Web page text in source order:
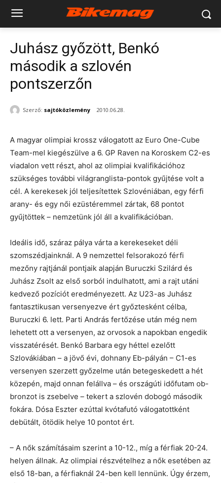
Juhász győzött, Benkó
második a szlovén
pontszerzőn
Szerző: sajtóközlemény 2010.06.28.
A magyar olimpiai krossz válogatott az Euro One-Cube
Team-mel kiegészülve a 6. GP Raven na Koroskem C2-es
viadalon vett részt, ahol az olimpiai kvalifikációhoz
szükséges további világranglista-pontok gyűjtése volt a
cél. A kerekesek jól teljesítettek Szlovéniában, egy férfi
arany- és egy női ezüstéremmel zártak, 68 pontot
gyűjtöttek – nemzetünk jól áll a kvalifikációban.
Ideális idő, száraz pálya várta a kerekeseket déli
szomszédjainknál. A 9 nemzettel felsorakozó férfi
mezőny rajtjánál pontjaik alapján Buruczki Szilárd és
Juhász Zsolt az első sorból indulhatott, ami a rajt utáni
kedvező pozíciót eredményezett. Az U23-as Juhász
fantasztikusan versenyezve ért győztesként célba,
Buruczki 6. lett. Parti András fertőzése után még nem
lehetett ott a versenyen, az orvosok a napokban engedik
visszatérését. Benkó Barbara egy héttel ezelőtt
Szlovákiában – a jövő évi, dohnany Eb-pályán – C1-es
versenyen szerzett győzelme után betegeskedett a hét
közepén, majd onnan felállva – és országúti időfutam ob-
bronzot is zsebelve – tekert a szlovén dobogó második
fokára. Dósa Eszter ezúttal kvótafutó válogatottként
debütált, ötödik helye 10 pontot ért.
– A nők számításaim szerint a 10-12., míg a férfiak 20-24.
helyen állnak. Az olimpiai részvételhez a nők esetében az
első 18-ban, a férfiaknál 24-ben kell lennünk. Úgy érzem,